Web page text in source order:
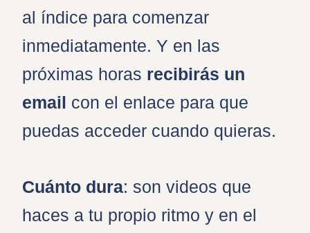
al índice para comenzar
inmediatamente. Y en las
próximas horas recibirás un
email con el enlace para que
puedas acceder cuando quieras.
Cuánto dura: son videos que
haces a tu propio ritmo y en el